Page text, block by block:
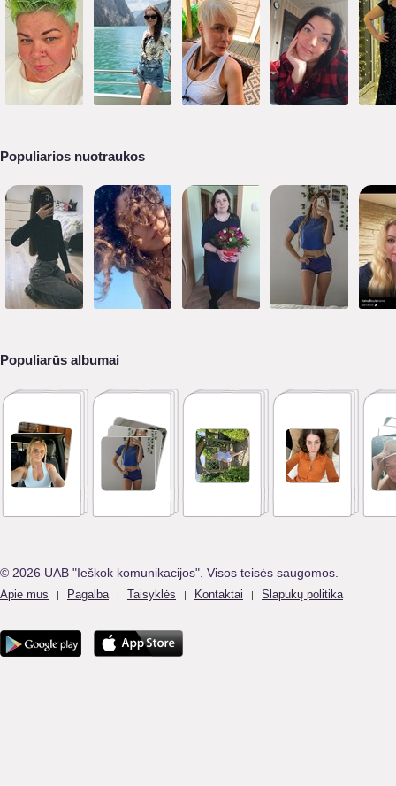
Populiarios nuotraukos
Populiarūs albumai
© 2026 UAB "Ieškok komunikacijos". Visos teisės saugomos.
Apie mus | Pagalba | Taisyklės | Kontaktai | Slapukų politika